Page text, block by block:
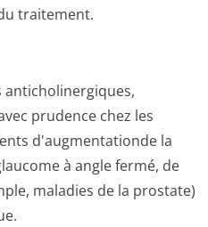
traitement.
anticholinergiques,
prudence chez les
d'augmentationde la
à angle fermé, de
maladies de la prostate)